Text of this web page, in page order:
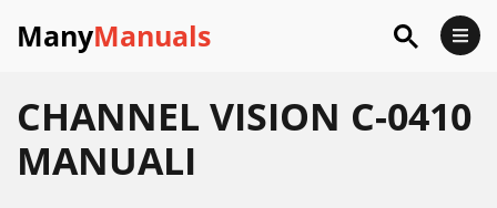
ManyManuals
CHANNEL VISION C-0410
MANUALI